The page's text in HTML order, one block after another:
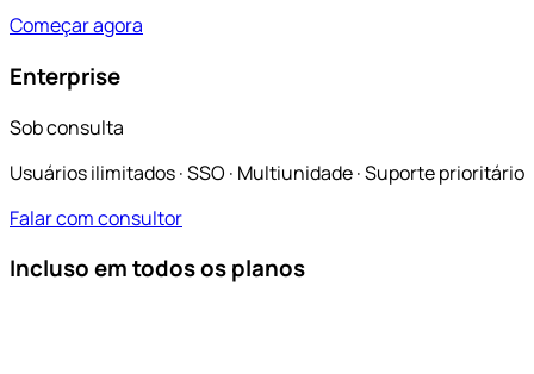
Começar agora
Enterprise
Sob consulta
Usuários ilimitados · SSO · Multiunidade · Suporte prioritário
Falar com consultor
Incluso em todos os planos